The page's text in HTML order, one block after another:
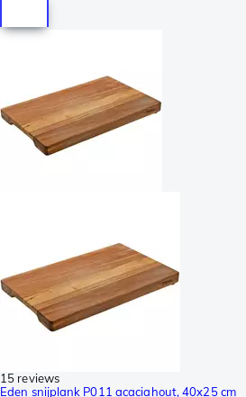
15 reviews
Eden snijplank P011 acaciahout, 40x25 cm